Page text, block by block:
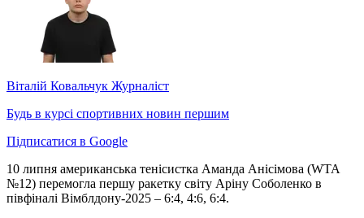
Віталій Ковальчук Журналіст
Будь в курсі спортивних новин першим
Підписатися в Google
10 липня американська тенісистка Аманда Анісімова (WTA
№12) перемогла першу ракетку світу Аріну Соболенко в
півфіналі Вімблдону-2025 – 6:4, 4:6, 6:4.